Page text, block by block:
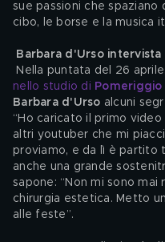
sue passioni che spaziano
cibo, le borse e la musica
Barbara d'Urso
Nella puntata del 26
nello studio di Pomeriggio
Barbara d'Urso alcuni
“Ho caricato il primo
altri youtuber che mi
proviamo, e da lì è partito
anche una grande
sapone: “Non mi sono
chirurgia estetica. Metto
alle feste”.